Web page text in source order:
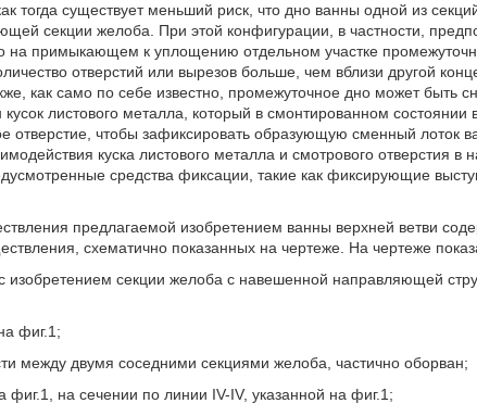
тогда существует меньший риск, что дно ванны одной из
секции желоба. При этой конфигурации, в частности,
на примыкающем к уплощению отдельном участке
отверстий или вырезов больше, чем вблизи другой
как само по себе известно, промежуточное дно может быть
листового металла, который в смонтированном состоянии
отверстие, чтобы зафиксировать образующую сменный лоток
куска листового металла и смотрового отверстия в
средства фиксации, такие как фиксирующие
предлагаемой изобретением ванны верхней ветви
схематично показанных на чертеже. На чертеже
изобретением секции желоба с навешенной направляющей
фиг.1;
между двумя соседними секциями желоба, частично оборван;
на сечении по линии IV-IV, указанной на фиг.1;